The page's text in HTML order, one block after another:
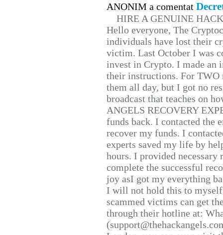
ANONIM a comentat
HIRE A GENUINE
Hello everyone, The
individuals have lost their
victim. Last October I was
invest in Crypto. I made
their instructions. For TWO
them all day, but I got no
broadcast that teaches on
ANGELS RECOVERY
funds back. I contacted the
recover my funds. I
experts saved my life by
hours. I provided
complete the successful
joy asI got my everything
I will not hold this to
scammed victims can get
through their hotline at: